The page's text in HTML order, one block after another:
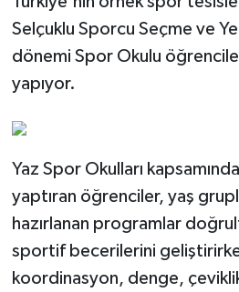
Selçuklu Sporcu Seçme ve
dönemi Spor Okulu
yapıyor.
Yaz Spor Okulları
yaptıran öğrenciler, yaş
hazırlanan programlar
sportif becerilerini
koordinasyon, denge,